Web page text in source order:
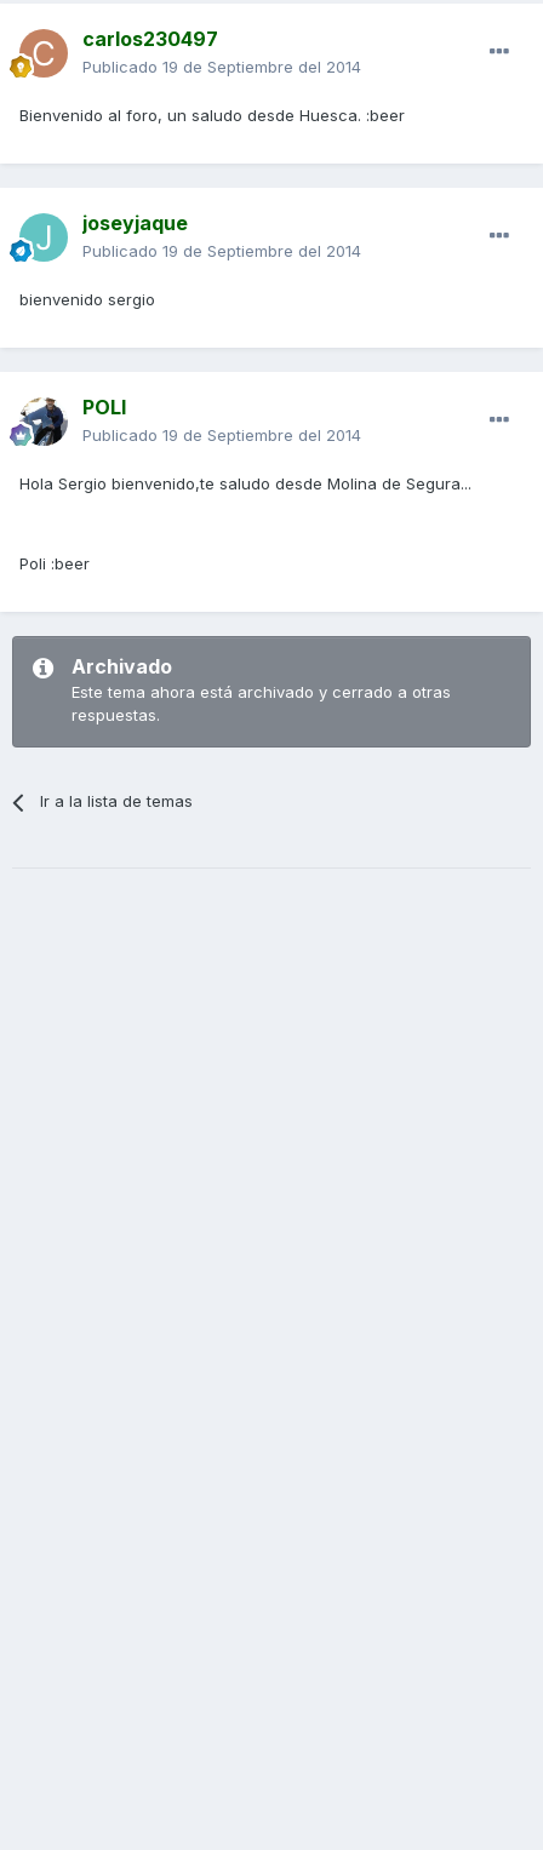
carlos230497
Publicado 19 de Septiembre del 2014
Bienvenido al foro, un saludo desde Huesca. :beer
joseyjaque
Publicado 19 de Septiembre del 2014
bienvenido sergio
POLI
Publicado 19 de Septiembre del 2014
Hola Sergio bienvenido,te saludo desde Molina de Segura...
Poli :beer
Archivado
Este tema ahora está archivado y cerrado a otras
respuestas.
Ir a la lista de temas